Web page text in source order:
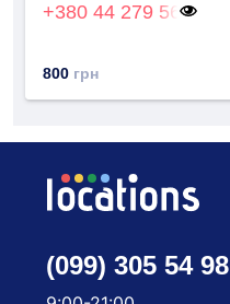
+380 44 279 56
800 грн
(099) 305 54 98